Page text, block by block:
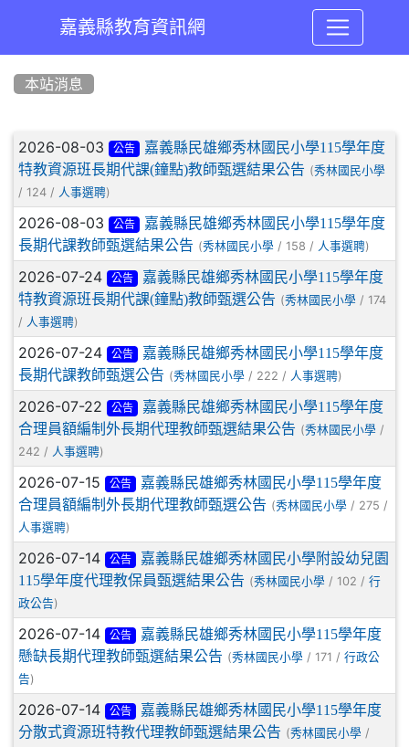
嘉義縣教育資訊網
本站消息
文章列表
2026-08-03 公告
嘉義縣民雄鄉秀林國民小學115學年度
特教資源班長期代課(鐘點)教師甄選結果公告 (秀林國民小學
/ 124 / 人事選聘)
2026-08-03 公告
嘉義縣民雄鄉秀林國民小學115學年度
長期代課教師甄選結果公告 (秀林國民小學 / 158 / 人事選聘)
2026-07-24 公告
嘉義縣民雄鄉秀林國民小學115學年度
特教資源班長期代課(鐘點)教師甄選公告 (秀林國民小學 / 174
/ 人事選聘)
2026-07-24 公告
嘉義縣民雄鄉秀林國民小學115學年度
長期代課教師甄選公告 (秀林國民小學 / 222 / 人事選聘)
2026-07-22 公告
嘉義縣民雄鄉秀林國民小學115學年度
合理員額編制外長期代理教師甄選結果公告 (秀林國民小學 /
242 / 人事選聘)
2026-07-15 公告
嘉義縣民雄鄉秀林國民小學115學年度
合理員額編制外長期代理教師甄選公告 (秀林國民小學 / 275 /
人事選聘)
2026-07-14 公告
嘉義縣民雄鄉秀林國民小學附設幼兒園
115學年度代理教保員甄選結果公告 (秀林國民小學 / 102 / 行
政公告)
2026-07-14 公告
嘉義縣民雄鄉秀林國民小學115學年度
懸缺長期代理教師甄選結果公告 (秀林國民小學 / 171 / 行政公
告)
2026-07-14 公告
嘉義縣民雄鄉秀林國民小學115學年度
分散式資源班特教代理教師甄選結果公告 (秀林國民小學 /